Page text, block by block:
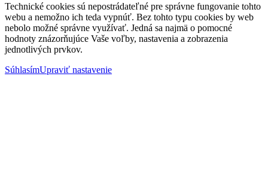
Technické cookies sú nepostrádateľné pre správne fungovanie tohto
webu a nemožno ich teda vypnúť. Bez tohto typu cookies by web
nebolo možné správne využívať. Jedná sa najmä o pomocné
hodnoty znázorňujúce Vaše voľby, nastavenia a zobrazenia
jednotlivých prvkov.
SúhlasímUpraviť nastavenie